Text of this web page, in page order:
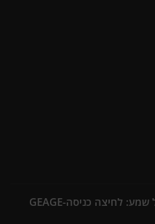
התקפות SVG-Finding במסווה של שמע: לחיצה כניסה-GEAGE